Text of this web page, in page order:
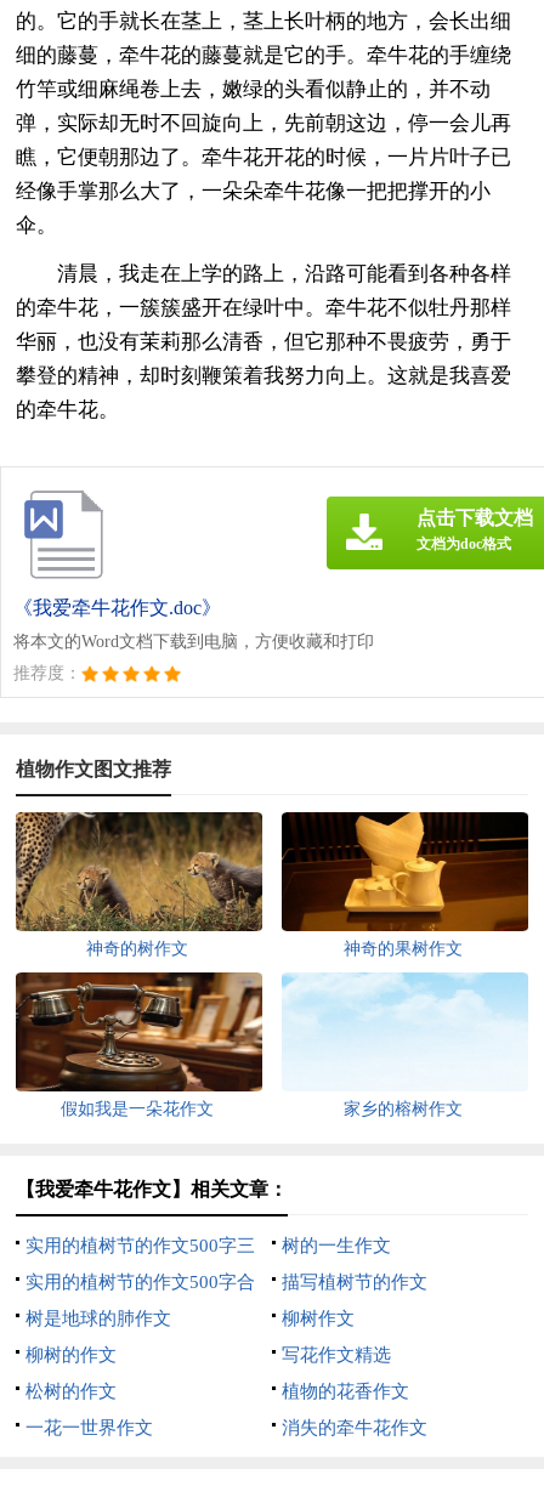
的。它的手就长在茎上，茎上长叶柄的地方，会长出细
细的藤蔓，牵牛花的藤蔓就是它的手。牵牛花的手缠绕
竹竿或细麻绳卷上去，嫩绿的头看似静止的，并不动
弹，实际却无时不回旋向上，先前朝这边，停一会儿再
瞧，它便朝那边了。牵牛花开花的时候，一片片叶子已
经像手掌那么大了，一朵朵牵牛花像一把把撑开的小
伞。
清晨，我走在上学的路上，沿路可能看到各种各样
的牵牛花，一簇簇盛开在绿叶中。牵牛花不似牡丹那样
华丽，也没有茉莉那么清香，但它那种不畏疲劳，勇于
攀登的精神，却时刻鞭策着我努力向上。这就是我喜爱
的牵牛花。
《我爱牵牛花作文.doc》
将本文的Word文档下载到电脑，方便收藏和打印
推荐度：
点击下载文档
文档为doc格式
植物作文图文推荐
神奇的树作文 神奇的果树作文
假如我是一朵花作文 家乡的榕树作文
【我爱牵牛花作文】相关文章：
实用的植树节的作文500字三
篇
树的一生作文
实用的植树节的作文500字合
集8篇
描写植树节的作文
树是地球的肺作文
柳树作文
柳树的作文
写花作文精选
松树的作文
植物的花香作文
一花一世界作文
消失的牵牛花作文